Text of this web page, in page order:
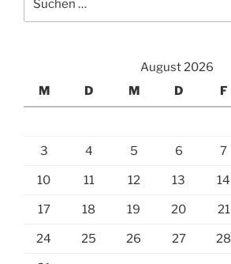
nach:
August 2026
M
D M D F
3 4 5 6 7
10 11 12 13 14
17 18 19 20 21
24 25 26 27 28